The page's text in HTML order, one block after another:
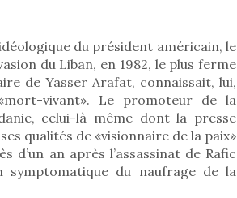
du président américain, le
du Liban, en 1982, le plus ferme
de Yasser Arafat, connaissait, lui,
vivant». Le promoteur de la
celui-là même dont la presse
qualités de «visionnaire de la paix»
an après l’assassinat de Rafic
du naufrage de la